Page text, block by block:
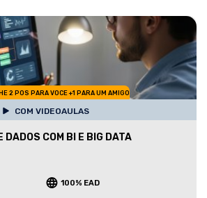
2 POS PARA VOCE +1 PARA UM AMIGO
COM VIDEOAULAS
DADOS COM BI E BIG DATA
100% EAD